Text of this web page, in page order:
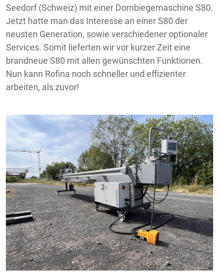
Seedorf (Schweiz) mit einer Dornbiegemaschine S80.
Jetzt hatte man das Interesse an einer S80 der
neusten Generation, sowie verschiedener optionaler
Services. Somit lieferten wir vor kurzer Zeit eine
brandneue S80 mit allen gewünschten Funktionen.
Nun kann Rofina noch schneller und effizienter
arbeiten, als zuvor!